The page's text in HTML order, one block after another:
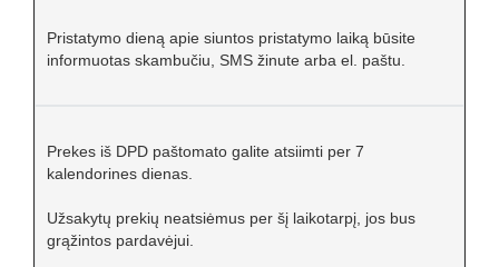
Pristatymo dieną apie siuntos pristatymo laiką būsite
informuotas skambučiu, SMS žinute arba el. paštu.
Prekes iš DPD paštomato galite atsiimti per 7
kalendorines dienas.
Užsakytų prekių neatsiėmus per šį laikotarpį, jos bus
grąžintos pardavėjui.